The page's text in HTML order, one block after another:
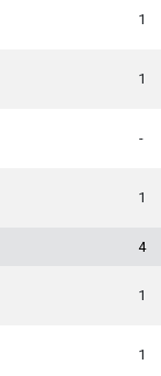
1
1
-
1
4
1
1